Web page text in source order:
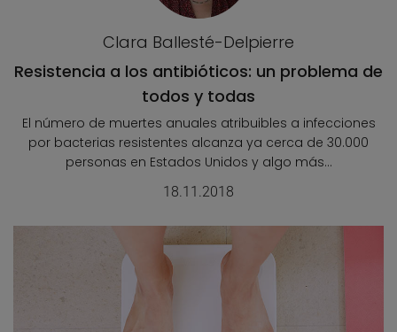
Clara Ballesté-Delpierre
Resistencia a los antibióticos: un problema de
todos y todas
El número de muertes anuales atribuibles a infecciones
por bacterias resistentes alcanza ya cerca de 30.000
personas en Estados Unidos y algo más...
18.11.2018